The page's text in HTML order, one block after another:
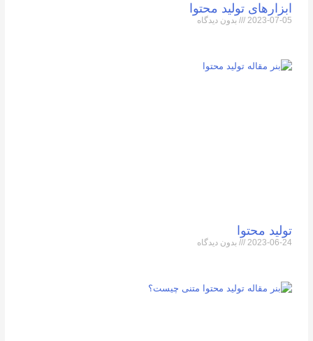
ابزارهای تولید محتوا
2023-07-05 بدون دیدگاه
تولید محتوا
2023-06-24 بدون دیدگاه